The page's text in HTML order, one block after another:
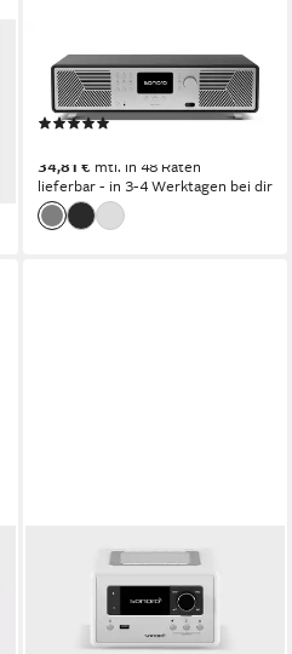
Sonoro AVATON Internet-
Radio
(4)
34,81 € mtl. in 48 Raten
lieferbar - in 3-4 Werktagen bei dir
Sonoro Relax Radio
mtl. in 24 Raten
lieferbar - in 3-4 Werktagen bei dir